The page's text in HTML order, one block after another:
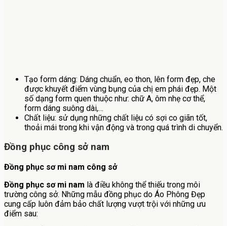
Tạo form dáng: Dáng chuẩn, eo thon, lên form đẹp, che
được khuyết điểm vùng bụng của chị em phái đẹp. Một
số dạng form quen thuộc như: chữ A, ôm nhẹ cơ thể,
form dáng suông dài,…
Chất liệu: sử dụng những chất liệu có sợi co giãn tốt,
thoải mái trong khi vận động và trong quá trình di chuyển.
Đồng phục công sở nam
Đồng phục sơ mi nam công sở
Đồng phục sơ mi nam là điều không thể thiếu trong môi
trường công sở. Những mẫu đồng phục do Áo Phông Đẹp
cung cấp luôn đảm bảo chất lượng vượt trội với những ưu
điểm sau: